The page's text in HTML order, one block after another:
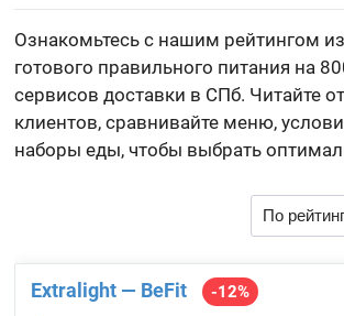
Ознакомьтесь с нашим рейтингом
готового правильного питания на
сервисов доставки в СПб. Читайте
клиентов, сравнивайте меню,
наборы еды, чтобы выбрать
Extralight — BeFit
-12%